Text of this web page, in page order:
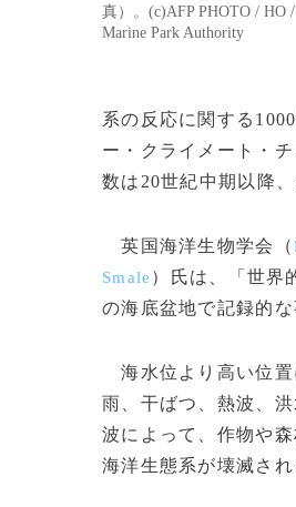
真）。(c)AFP PHOTO / HO
Marine Park Authority
系の反応に関する
ー・クライメート・
数は20世紀中期以降
英国海洋生物学会（
Smale ）氏は、「世界
の海底盆地で記録的
海水位より高い位置
雨、干ばつ、熱波、
波によって、作物や
海洋生態系が壊滅さ